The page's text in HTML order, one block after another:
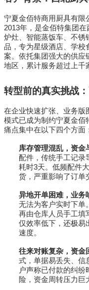
宁夏金佰特商用厨具有限
2013年，是金佰特集团
炉灶、智能蒸饭车、不锈
品，专为星级酒店、学校
案。依托集团强大的供应
地区，累计服务超过上千
转型前的真实挑战
在企业快速扩张、业务版
模式已成为制约宁夏金佰
痛点集中在以下四个方面
库存管理混乱，资金
配件，传统手工记录
耗时3天。低频配件
货，严重影响了订单
异地开单困难，业务
无法为客户实时下单
再由仓库人员手工填
仅效率低下，还极易
速度。
往来对账复杂，资金
式，单据易丢失、信
户声称已付款的纠
险，资金周转压力巨